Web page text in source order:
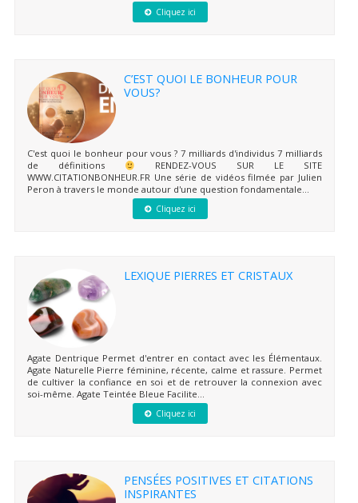
Cliquez ici
C’EST QUOI LE BONHEUR POUR
VOUS?
C'est quoi le bonheur pour vous ? 7 milliards d'individus 7 milliards
de définitions
RENDEZ-VOUS SUR LE SITE
WWW.CITATIONBONHEUR.FR Une série de vidéos filmée par Julien
Peron à travers le monde autour d'une question fondamentale...
Cliquez ici
LEXIQUE PIERRES ET CRISTAUX
Agate Dentrique Permet d'entrer en contact avec les Élémentaux.
Agate Naturelle Pierre féminine, récente, calme et rassure. Permet
de cultiver la confiance en soi et de retrouver la connexion avec
soi-même. Agate Teintée Bleue Facilite...
Cliquez ici
PENSÉES POSITIVES ET CITATIONS
INSPIRANTES